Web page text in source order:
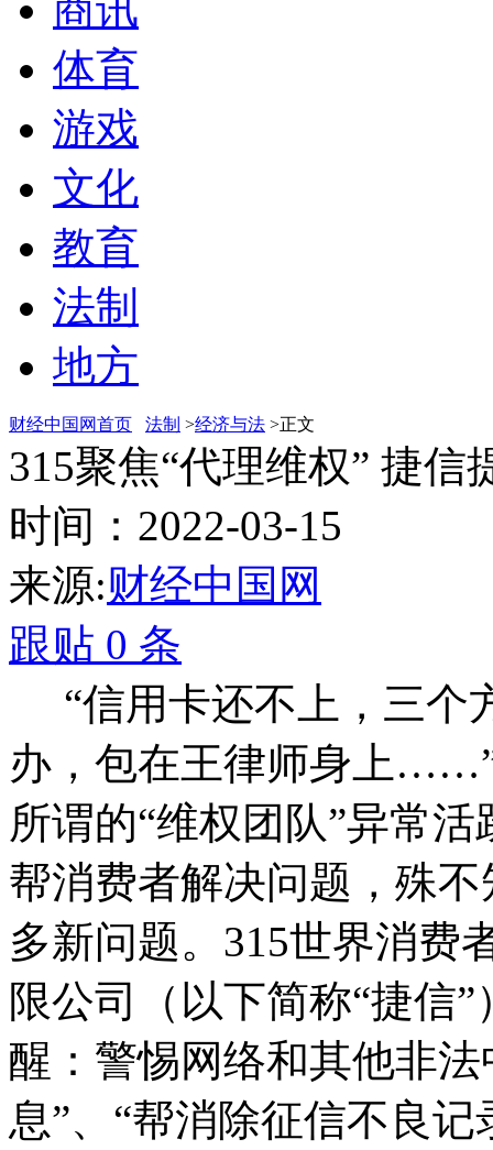
体育
游戏
文化
教育
法制
地方
财经中国网首页 法制 >经济与法 >正文
315聚焦“代理维权” 捷
时间：2022-03-15
来源:财经中国网
跟贴 0 条
“信用卡还不上，三个
办，包在王律师身上
所谓的“维权团队”异常
帮消费者解决问题，殊
多新问题。315世界消费
限公司（以下简称“捷信
醒：警惕网络和其他非
息”、“帮消除征信不良